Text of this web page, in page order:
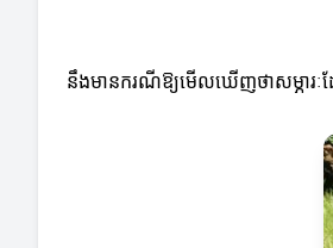
នឹងមានករណីឱ្យមើលឃើញថាសម្ភារៈដ